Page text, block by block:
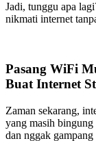
Jadi, tunggu apa
nikmati internet
Pasang WiFi
Buat Internet
Zaman sekarang,
yang masih bingung
dan nggak